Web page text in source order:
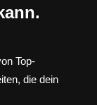
Top-
die dein